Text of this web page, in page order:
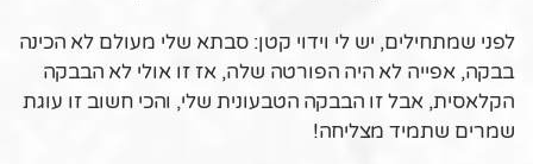
לפני שמתחילים, יש לי וידוי קטן: סבתא שלי מעולם לא הכינה
בבקה, אפייה לא היה הפורטה שלה, אז זו אולי לא הבבקה
הקלאסית, אבל זו הבבקה הטבעונית שלי, והכי חשוב זו עוגת
שמרים שתמיד מצליחה!